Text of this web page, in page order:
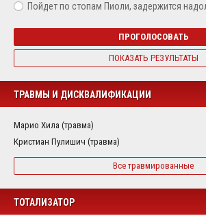
Пойдет по стопам Пиоли, задержится
ПРОГОЛОСОВАТЬ
ПОКАЗАТЬ РЕЗУЛЬТАТЫ
ТРАВМЫ И ДИСКВАЛИФИКАЦИИ
Марио Хила (травма)
Кристиан Пулишич (травма)
Все травмированные
ТОТАЛИЗАТОР